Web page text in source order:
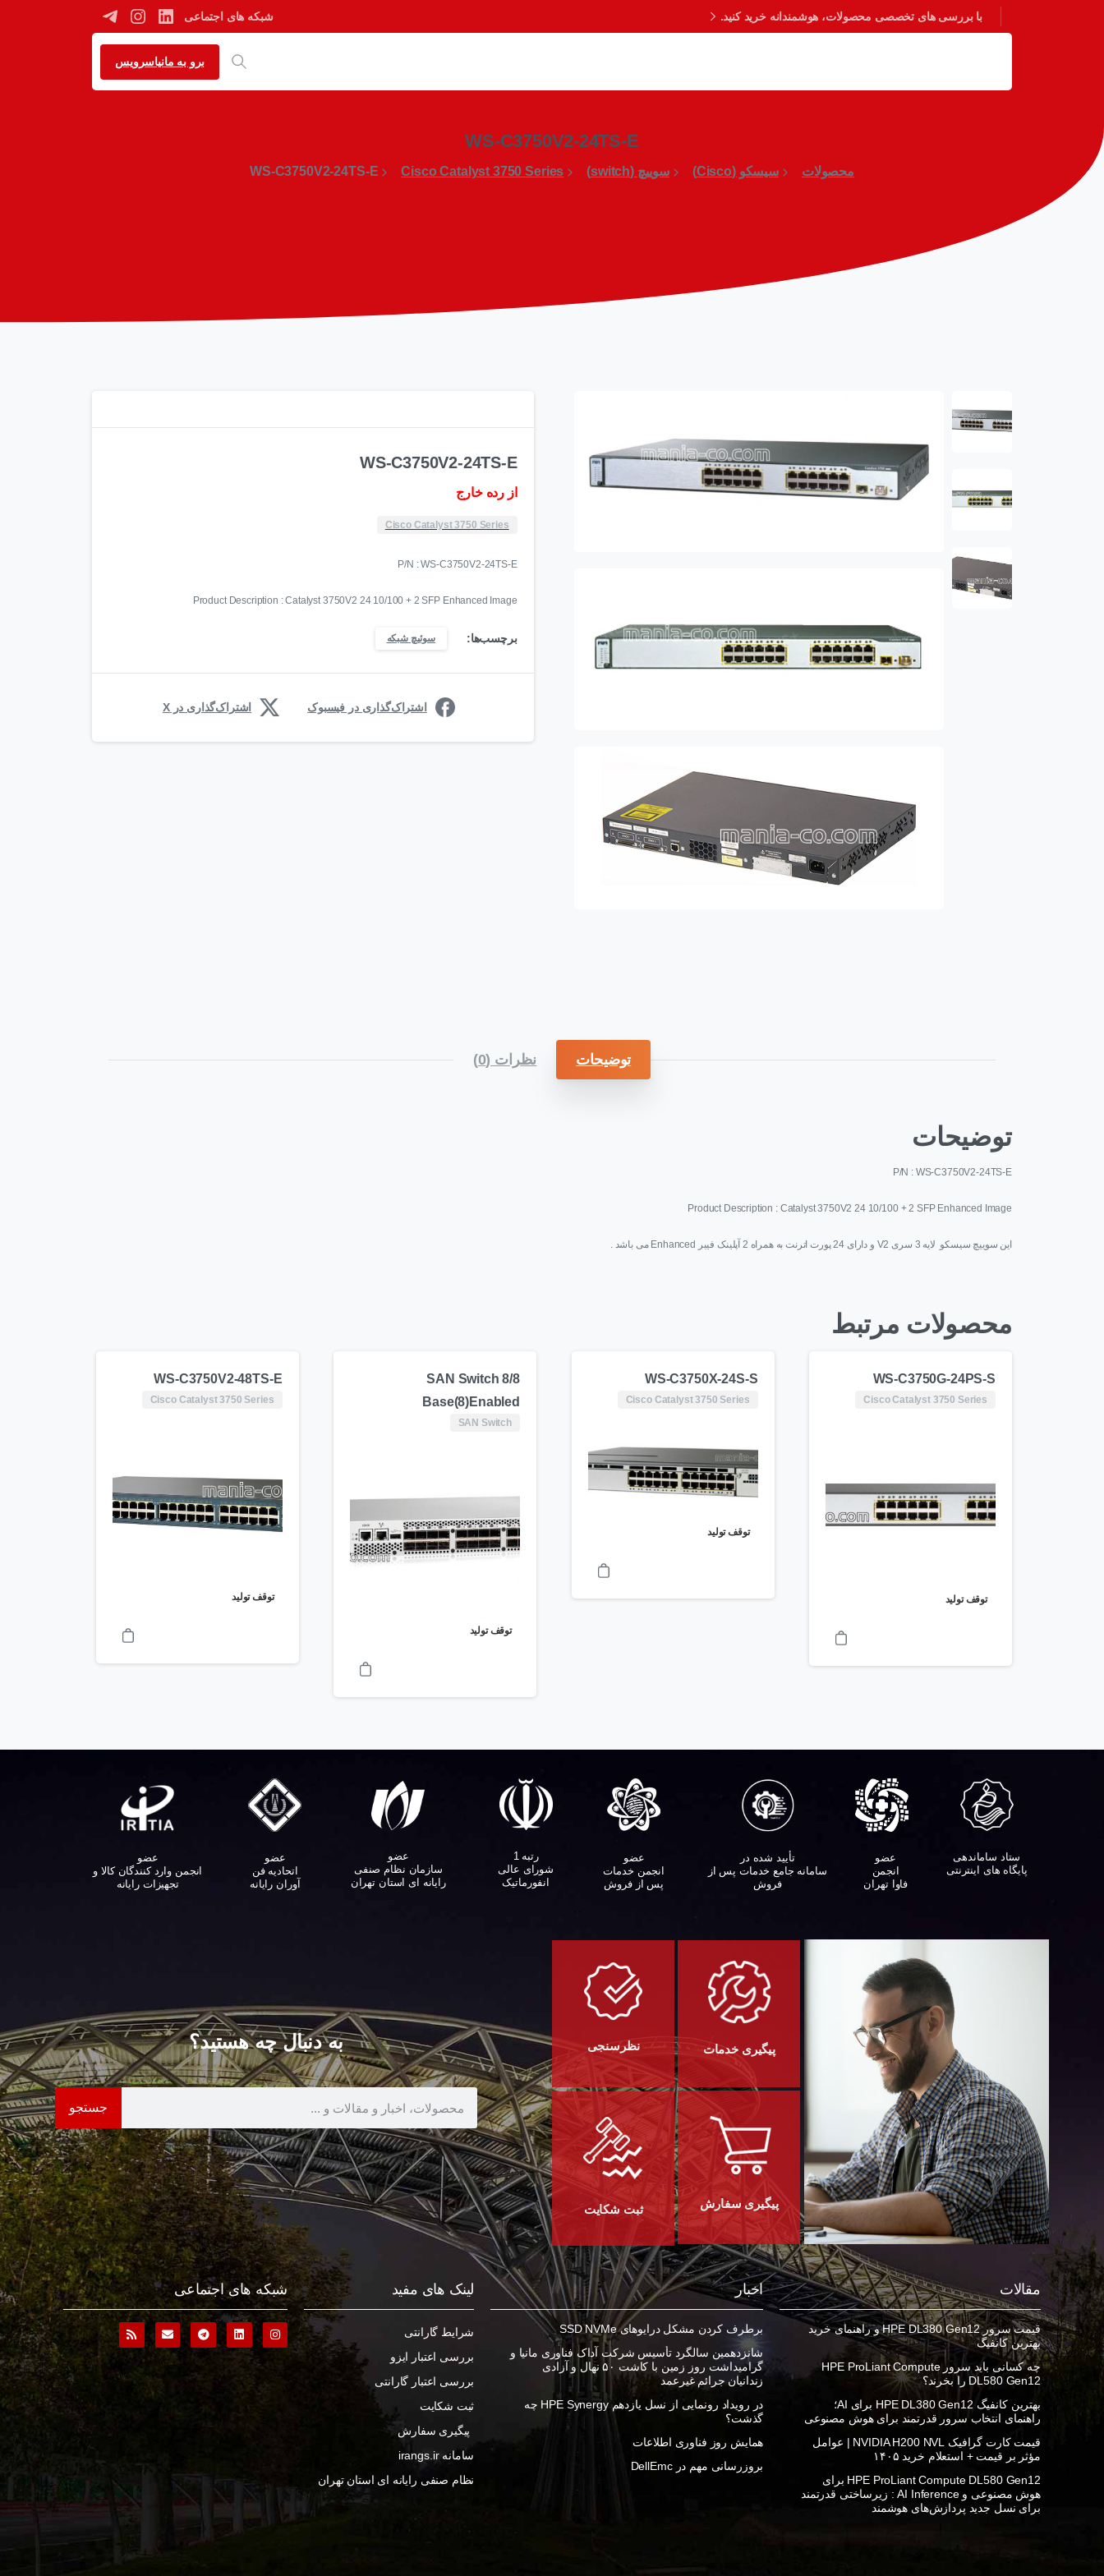
با بررسی های تخصصی محصولات، هوشمندانه خرید کنید. شبکه های اجتماعی
برو به مانیاسرویس
WS-C3750V2-24TS-E
محصولات سیسکو (Cisco) سوییچ (switch) Cisco Catalyst 3750 Series
WS-C3750V2-24TS-E
WS-C3750V2-24TS-E
از رده خارج
Cisco Catalyst 3750 Series
P/N : WS-C3750V2-24TS-E
Product Description : Catalyst 3750V2 24 10/100 + 2 SFP Enhanced Image
برچسب‌ها: سوئیچ شبکه
اشتراک‌گذاری در فیسبوک اشتراک‌گذاری در X
توضیحات نظرات (0)
توضیحات
P/N : WS-C3750V2-24TS-E
Product Description : Catalyst 3750V2 24 10/100 + 2 SFP Enhanced Image
این سوییچ سیسکو لایه 3 سری V2 و دارای 24 پورت اترنت به همراه 2 آپلینک فیبر Enhanced می باشد .
محصولات مرتبط
WS-C3750G-24PS-S
Cisco Catalyst 3750 Series
توقف تولید
WS-C3750X-24S-S
Cisco Catalyst 3750 Series
توقف تولید
SAN Switch 8/8
Base(8)Enabled
SAN Switch
توقف تولید
WS-C3750V2-48TS-E
Cisco Catalyst 3750 Series
توقف تولید
ستاد ساماندهی
پایگاه های اینترنتی
عضو
انجمن
فاوا تهران
تأیید شده در
سامانه جامع خدمات پس از
فروش
عضو
انجمن خدمات
پس از فروش
رتبه 1
شورای عالی
انفورماتیک
عضو
سازمان نظام صنفی
رایانه ای استان تهران
عضو
اتحادیه فن
آوران رایانه
عضو
انجمن وارد کنندگان کالا و
تجهیزات رایانه‌
پیگیری خدمات نظرسنجی
پیگیری سفارش ثبت شکایت
به دنبال چه هستید؟
جستجو
مقالات
قیمت سرور HPE DL380 Gen12 و راهنمای خرید
بهترین کانفیگ
چه کسانی باید سرور HPE ProLiant Compute
DL580 Gen12 را بخرند؟
بهترین کانفیگ HPE DL380 Gen12 برای AI؛
راهنمای انتخاب سرور قدرتمند برای هوش مصنوعی
قیمت کارت گرافیک NVIDIA H200 NVL | عوامل
مؤثر بر قیمت + استعلام خرید ۱۴۰۵
HPE ProLiant Compute DL580 Gen12 برای
هوش مصنوعی و AI Inference : زیرساختی قدرتمند
برای نسل جدید پردازش‌های هوشمند
اخبار
برطرف کردن مشکل درایوهای SSD NVMe
شانزدهمین سالگرد تأسیس شرکت آداک فناوری مانیا و
گرامیداشت روز زمین با کاشت ۵۰ نهال و آزادی
زندانیان جرائم غیرعمد
در رویداد رونمایی از نسل یازدهم HPE Synergy چه
گذشت؟
همایش روز فناوری اطلاعات
بروزرسانی مهم در DellEmc
لینک های مفید
شرایط گارانتی
بررسی اعتبار ایزو
بررسی اعتبار گارانتی
ثبت شکایت
پیگیری سفارش
سامانه irangs.ir
نظام صنفی رایانه ای استان تهران
شبکه های اجتماعی